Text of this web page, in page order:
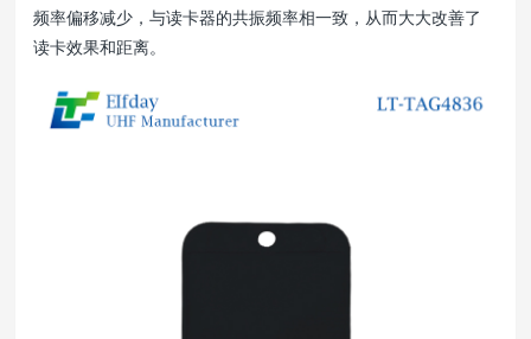
频率偏移减少，与读卡器的共振频率相一致，从而大大改善了
读卡效果和距离。